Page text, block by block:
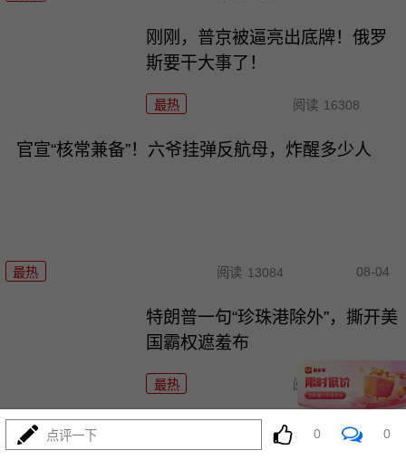
刚刚，普京被逼亮出底牌！俄罗
斯要干大事了！
最热 阅读 16308
官宣“核常兼备”！六爷挂弹反航母，炸醒多少人
最热 阅读 13084 08-04
特朗普一句“珍珠港除外”，撕开美
国霸权遮羞布
最热 阅读 12040
灭人种？以色列这波操作，连特朗普面子都敢踩！
点评一下 0 0